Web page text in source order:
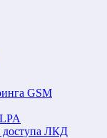
GSM
доступа ЛКД